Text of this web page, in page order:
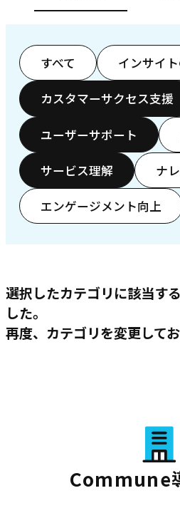
すべて インサイ
カスタマーサクセス支援
ユーザーサポート
サービス理解 ナ
エンゲージメント向上
選択したカテゴリに該当す
した。
再度、カテゴリを変更して
Commune